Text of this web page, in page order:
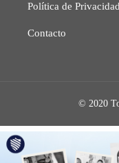
Política de Privacidad
Contacto
© 2020